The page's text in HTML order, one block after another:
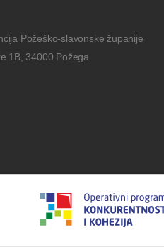
Požeško-slavonske županije
1B, 34000 Požega